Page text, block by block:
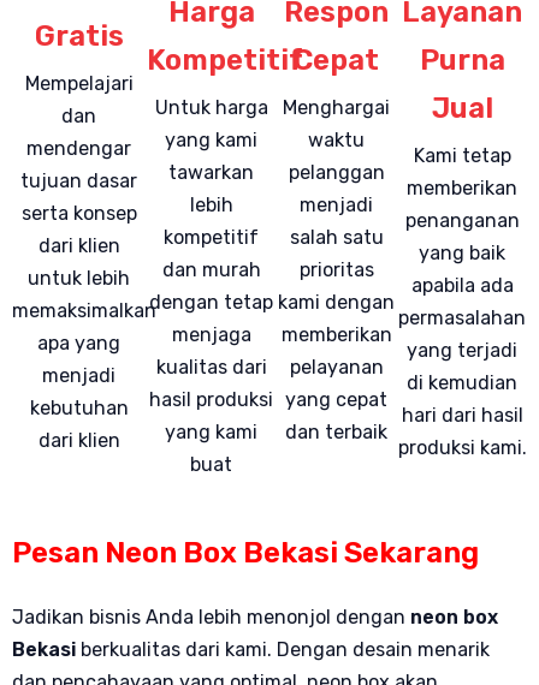
Gratis
Mempelajari
dan
mendengar
tujuan dasar
serta konsep
dari klien
untuk lebih
memaksimalkan
apa yang
menjadi
kebutuhan
dari klien
Harga
Kompetitif
Untuk harga
yang kami
tawarkan
lebih
kompetitif
dan murah
dengan tetap
menjaga
kualitas dari
hasil produksi
yang kami
buat
Respon
Cepat
Menghargai
waktu
pelanggan
menjadi
salah satu
prioritas
kami dengan
memberikan
pelayanan
yang cepat
dan terbaik
Layanan
Purna
Jual
Kami tetap
memberikan
penanganan
yang baik
apabila ada
permasalahan
yang terjadi
di kemudian
hari dari hasil
produksi kami.
Pesan Neon Box Bekasi Sekarang
Jadikan bisnis Anda lebih menonjol dengan neon box
Bekasi berkualitas dari kami. Dengan desain menarik